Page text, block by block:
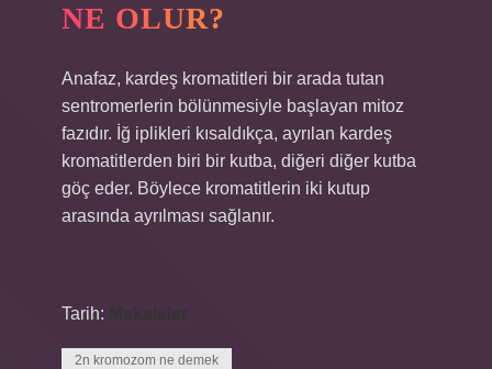
NE OLUR?
Anafaz, kardeş kromatitleri bir arada tutan
sentromerlerin bölünmesiyle başlayan mitoz
fazıdır. İğ iplikleri kısaldıkça, ayrılan kardeş
kromatitlerden biri bir kutba, diğeri diğer kutba
göç eder. Böylece kromatitlerin iki kutup
arasında ayrılması sağlanır.
Tarih:
2n kromozom ne demek